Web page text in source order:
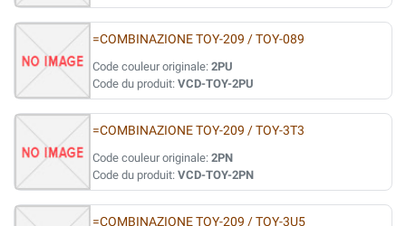
=COMBINAZIONE TOY-209 / TOY-089
Code couleur originale: 2PU
Code du produit: VCD-TOY-2PU
=COMBINAZIONE TOY-209 / TOY-3T3
Code couleur originale: 2PN
Code du produit: VCD-TOY-2PN
=COMBINAZIONE TOY-209 / TOY-3U5